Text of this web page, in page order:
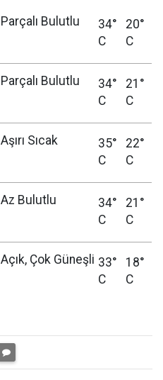
Parçalı Bulutlu
34°
C
20°
C
Parçalı Bulutlu
34°
C
21°
C
Aşırı Sıcak
35°
C
22°
C
Az Bulutlu
34°
C
21°
C
Açık, Çok Güneşli 33°
C
18°
C